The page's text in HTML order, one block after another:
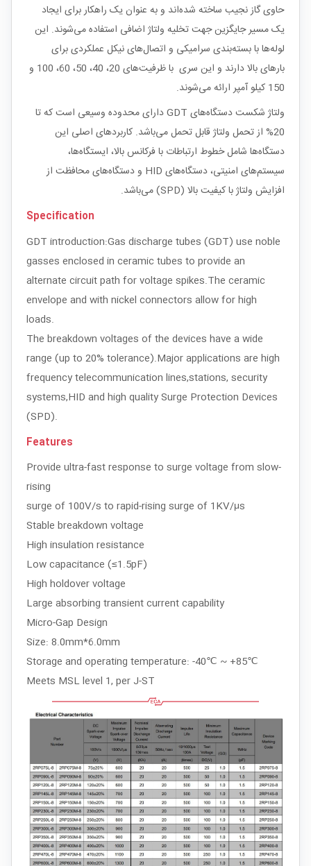
حاوی گاز نجیب ساخته شده‌اند و به عنوان یک راهکار برای ایجاد
یک مسیر جایگزین جهت تخلیه ولتاژ اضافی استفاده می‌شوند. این
لوله‌ها با بسته‌بندی سرامیکی و اتصال‌های نیکل عملکردی برای
بارهای بالا دارند و این سری با ظرفیت‌های 20، 40، 50، 60، 100 و
150 کیلو آمپر ارائه می‌شوند.
ولتاژ شکست دستگاه‌های GDT دارای محدوده وسیعی است که تا
20% از تحمل ولتاژ قابل تحمل می‌باشد. کاربردهای اصلی این
دستگاه‌ها شامل خطوط ارتباطات با فرکانس بالا، ایستگاه‌ها،
سیستم‌های امنیتی، دستگاه‌های HID و دستگاه‌های محافظت از
افزایش ولتاژ با کیفیت بالا (SPD) می‌باشد.
Specification
GDT introduction:Gas discharge tubes (GDT) use noble
gasses enclosed in ceramic tubes to provide an
alternate circuit path for voltage spikes.The ceramic
envelope and with nickel connectors allow for high
loads.
The breakdown voltages of the devices have a wide
range (up to 20% tolerance).Major applications are high
frequency telecommunication lines,stations, security
systems,HID and high quality Surge Protection Devices
(SPD).
Features
Provide ultra-fast response to surge voltage from slow-
rising
surge of 100V/s to rapid-rising surge of 1KV/μs
Stable breakdown voltage
High insulation resistance
Low capacitance (≤1.5pF)
High holdover voltage
Large absorbing transient current capability
Micro-Gap Design
Size: 8.0mm*6.0mm
Storage and operating temperature: -40℃ ~ +85℃
Meets MSL level 1, per J-ST